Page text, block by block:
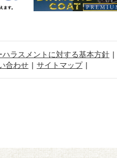
ハラスメントに対する基本方針
合わせ サイトマップ